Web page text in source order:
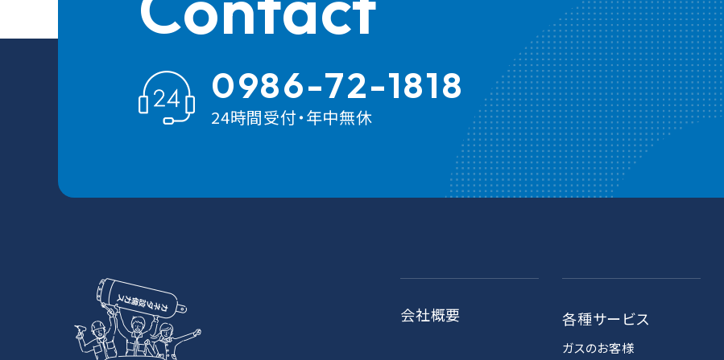
0986-72-1818
24時間受付・年中無休
会社概要 各種サービス
ガスのお客様